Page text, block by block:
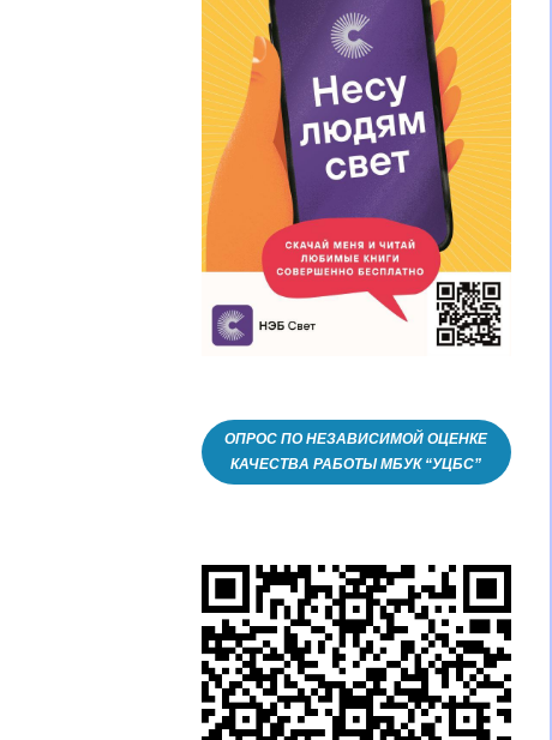
ОПРОС ПО НЕЗАВИСИМОЙ ОЦЕНКЕ
КАЧЕСТВА РАБОТЫ МБУК “УЦБС”